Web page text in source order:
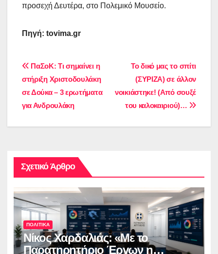
προσεχή Δευτέρα, στο Πολεμικό Μουσείο.
Πηγή: tovima.gr
Πλοήγηση
άρθρων
Το δικό μας το σπίτι
(ΣΥΡΙΖΑ) σε άλλον
νοικιάστηκε! (Από σουξέ
του καλοκαιριού)…
ΠαΣοΚ: Τι σημαίνει η
στήριξη Χριστοδουλάκη
σε Δούκα – 3 ερωτήματα
για Ανδρουλάκη
Σχετικό Άρθρο
ΠΟΛΙΤΙΚΑ
Νίκος Χαρδαλιάς: «Με το
Παρατηρητήριο Έργων η